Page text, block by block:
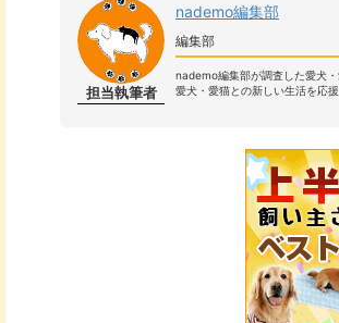
担当執筆者
nademo編集部
編集部
nademo編集部が調査した愛犬・
愛犬・愛猫との新しい生活を応